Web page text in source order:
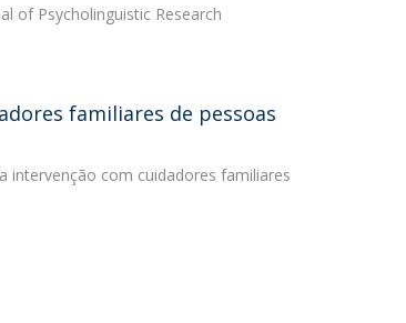
of Psycholinguistic Research
familiares de pessoas
intervenção com cuidadores familiares